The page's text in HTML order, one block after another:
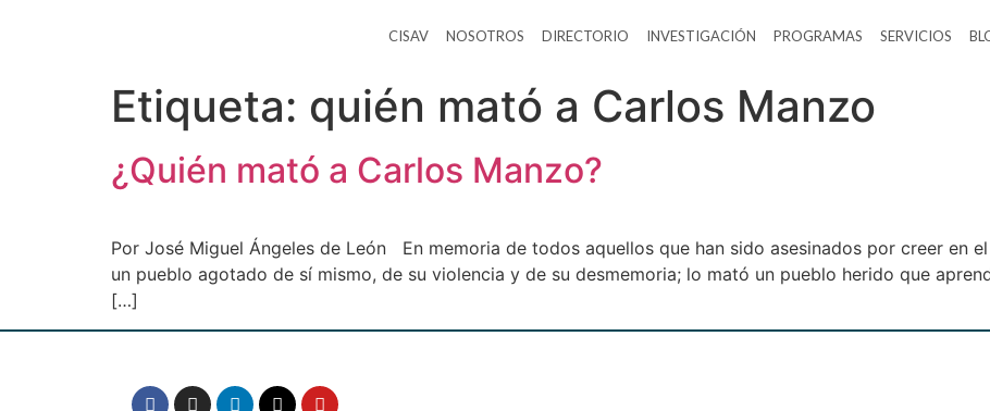
CISAV NOSOTROS DIRECTORIO INVESTIGACIÓN PROGRAMAS SERVICIOS
Etiqueta: quién mató a Carlos Manzo
¿Quién mató a Carlos Manzo?
Por José Miguel Ángeles de León En memoria de todos aquellos que han sido asesinados por creer en
un pueblo agotado de sí mismo, de su violencia y de su desmemoria; lo mató un pueblo herido que
[…]